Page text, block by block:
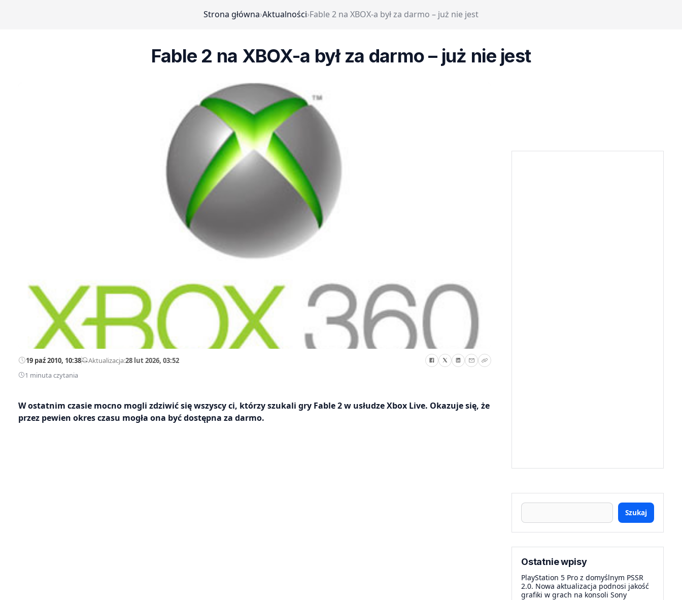
Strona główna›Aktualności›Fable 2 na XBOX-a był za darmo – już nie jest
Fable 2 na XBOX-a był za darmo – już nie jest
19 paź 2010, 10:38—Aktualizacja:28 lut 2026, 03:52
1 minuta czytania
W ostatnim czasie mocno mogli zdziwić się wszyscy ci, którzy szukali gry Fable 2 w usłudze Xbox Live. Okazuje się, że
przez pewien okres czasu mogła ona być dostępna za darmo.
Szukaj
Ostatnie wpisy
PlayStation 5 Pro z domyślnym PSSR
2.0. Nowa aktualizacja podnosi jakość
grafiki w grach na konsoli Sony